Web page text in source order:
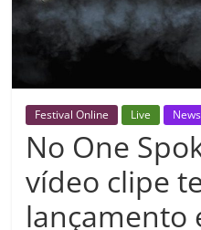
Festival Online Live News
No One
vídeo clipe
lançamento